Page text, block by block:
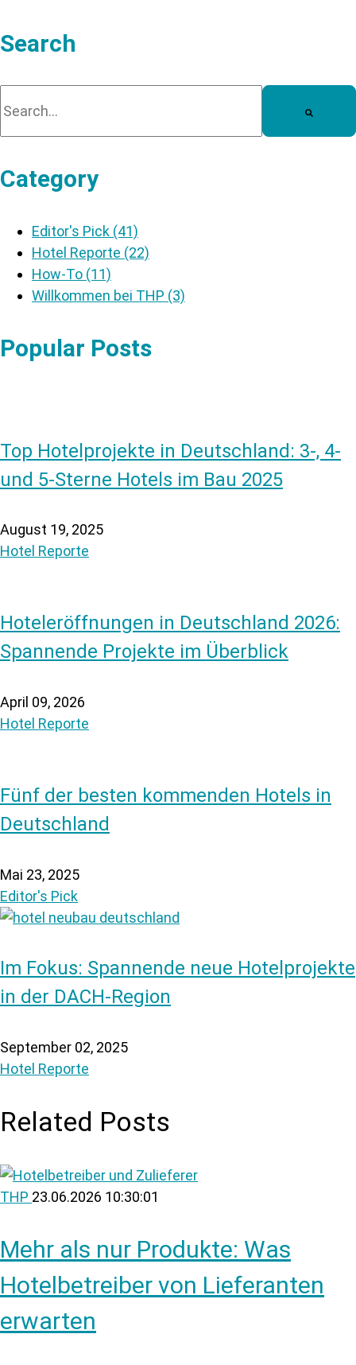
Search
Dies ist ein Suchfeld mit einer automatischen
Category
Editor's Pick (41)
Hotel Reporte (22)
How-To (11)
Willkommen bei THP (3)
Popular Posts
Top Hotelprojekte in Deutschland: 3-, 4-
und 5-Sterne Hotels im Bau 2025
August 19, 2025
Hotel Reporte
Hoteleröffnungen in Deutschland 2026:
Spannende Projekte im Überblick
April 09, 2026
Hotel Reporte
Fünf der besten kommenden Hotels in
Deutschland
Mai 23, 2025
Editor's Pick
Im Fokus: Spannende neue Hotelprojekte
in der DACH-Region
September 02, 2025
Hotel Reporte
Related Posts
THP 23.06.2026 10:30:01
Mehr als nur Produkte: Was
Hotelbetreiber von Lieferanten
erwarten